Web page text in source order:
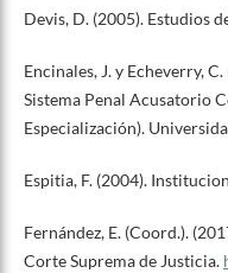
Devis, D. (2005). Estudios
Encinales, J. y Echeverry,
Sistema Penal Acusatorio
Especialización).
Espitia, F. (2004).
Fernández, E. (Coord.).
Corte Suprema de Justicia.